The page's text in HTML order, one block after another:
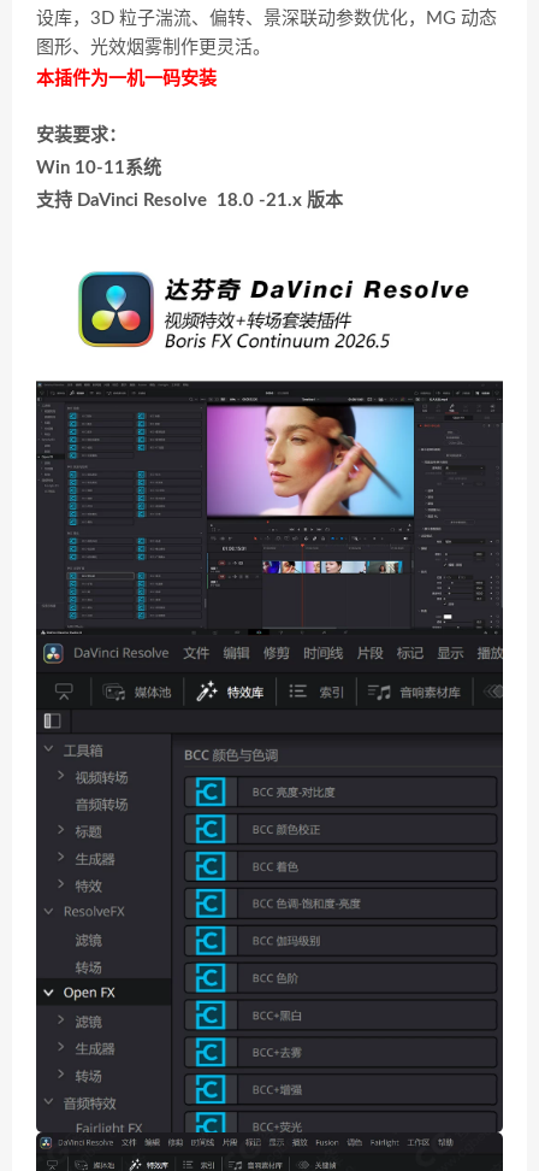
设库，3D 粒子湍流、偏转、景深联动参数优化，MG 动态
图形、光效烟雾制作更灵活。
本插件为一机一码安装
安装要求：
Win 10-11系统
支持 DaVinci Resolve 18.0 -21.x 版本